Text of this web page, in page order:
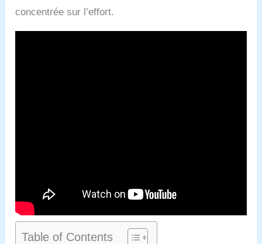
concentrée sur l’effort.
Table of Contents